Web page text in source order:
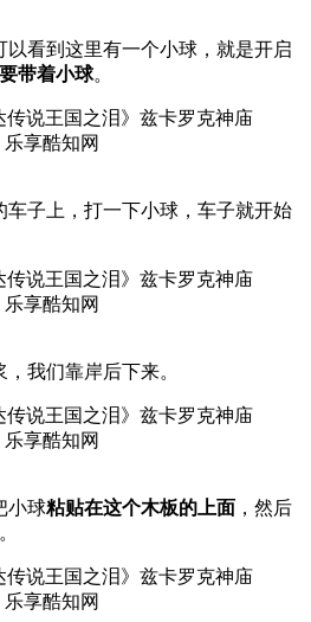
以看到这里有一个小球，就是开启
带着小球。
车子上，打一下小球，车子就开始
我们靠岸后下来。
小球粘贴在这个木板的上面 ，然后
。